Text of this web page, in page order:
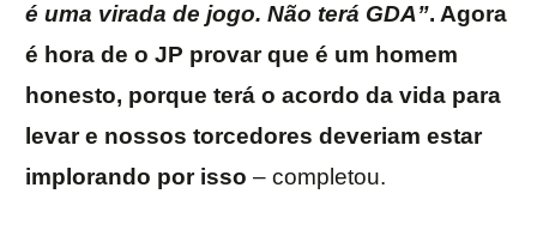
é uma virada de jogo. Não terá GDA”. Agora
é hora de o JP provar que é um homem
honesto, porque terá o acordo da vida para
levar e nossos torcedores deveriam estar
implorando por isso – completou.